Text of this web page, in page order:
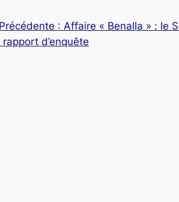
Précédente : Affaire « Benalla » : le
rapport d’enquête